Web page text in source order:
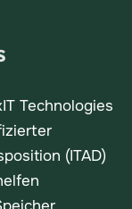
Technologies
(ITAD)